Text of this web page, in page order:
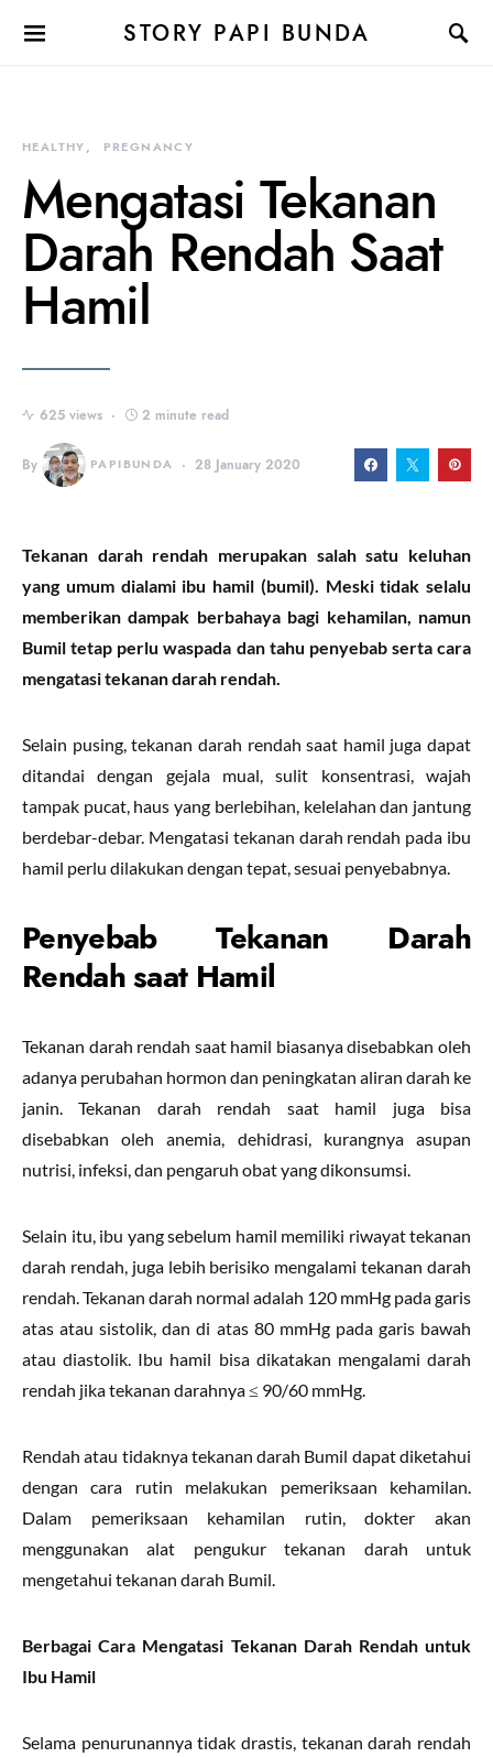
STORY PAPI BUNDA
HEALTHY PREGNANCY
Mengatasi Tekanan
Darah Rendah Saat
Hamil
625 views 2 minute read
By PAPIBUNDA 28 January 2020
Tekanan darah rendah merupakan salah satu keluhan
yang umum dialami ibu hamil (bumil). Meski tidak selalu
memberikan dampak berbahaya bagi kehamilan, namun
Bumil tetap perlu waspada dan tahu penyebab serta cara
mengatasi tekanan darah rendah.
Selain pusing, tekanan darah rendah saat hamil juga dapat
ditandai dengan gejala mual, sulit konsentrasi, wajah
tampak pucat, haus yang berlebihan, kelelahan dan jantung
berdebar-debar. Mengatasi tekanan darah rendah pada ibu
hamil perlu dilakukan dengan tepat, sesuai penyebabnya.
Penyebab Tekanan Darah
Rendah saat Hamil
Tekanan darah rendah saat hamil biasanya disebabkan oleh
adanya perubahan hormon dan peningkatan aliran darah ke
janin. Tekanan darah rendah saat hamil juga bisa
disebabkan oleh anemia, dehidrasi, kurangnya asupan
nutrisi, infeksi, dan pengaruh obat yang dikonsumsi.
Selain itu, ibu yang sebelum hamil memiliki riwayat tekanan
darah rendah, juga lebih berisiko mengalami tekanan darah
rendah. Tekanan darah normal adalah 120 mmHg pada garis
atas atau sistolik, dan di atas 80 mmHg pada garis bawah
atau diastolik. Ibu hamil bisa dikatakan mengalami darah
rendah jika tekanan darahnya ≤ 90/60 mmHg.
Rendah atau tidaknya tekanan darah Bumil dapat diketahui
dengan cara rutin melakukan pemeriksaan kehamilan.
Dalam pemeriksaan kehamilan rutin, dokter akan
menggunakan alat pengukur tekanan darah untuk
mengetahui tekanan darah Bumil.
Berbagai Cara Mengatasi Tekanan Darah Rendah untuk
Ibu Hamil
Selama penurunannya tidak drastis, tekanan darah rendah